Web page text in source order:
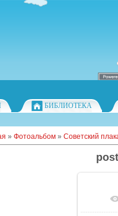
БИБЛИОТЕКА
» Фотоальбом » Советский